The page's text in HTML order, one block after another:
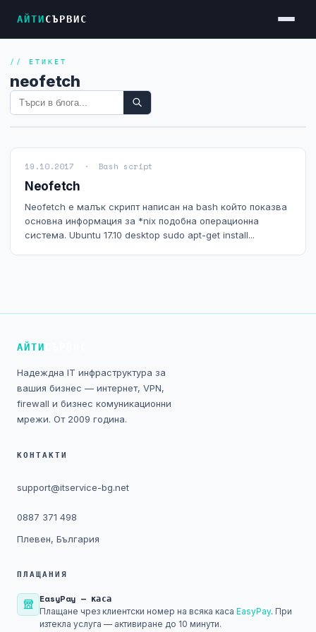
АЙТИСЪРВИС
Услуги
Достъп до Интернет
Видеонаблюдение
Фирмени мрежи
Firewall и VPN
Хостинг и VPS сървъри
Колокация на сървъри
Общи условия
Блог
// ЕТИКЕТ
neofetch
19.10.2017 · Bash script
Neofetch
Neofetch е малък скрипт написан на bash който показва
основна информация за *nix подобна операционна
система. Ubuntu 17.10 desktop sudo apt-get install...
АЙТИ
Надеждна IT инфраструктура за
вашия бизнес — интернет, VPN,
firewall и бизнес комуникационни
мрежи. От 2009 година.
КОНТАКТИ
support@itservice-bg.net
0887 371 498
Плевен, България
ПЛАЩАНИЯ
EasyPay — каса
Плащане чрез клиентски номер на всяка каса EasyPay. При
изтекла услуга — активиране до 10 минути.